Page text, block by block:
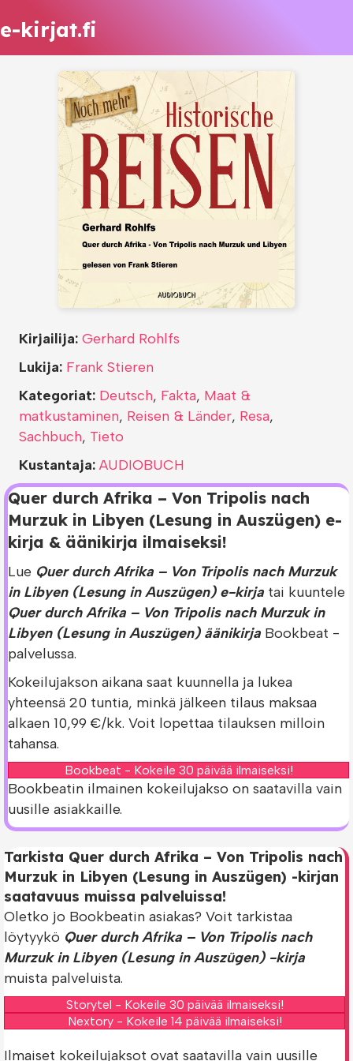
e-kirjat.fi
Quer durch Afrika – Von Tripolis nach
Murzuk in Libyen (Lesung in Auszügen) e-
kirja & äänikirja ilmaiseksi!
Lue Quer durch Afrika – Von Tripolis nach Murzuk
in Libyen (Lesung in Auszügen) e-kirja tai kuuntele
Quer durch Afrika – Von Tripolis nach Murzuk in
Libyen (Lesung in Auszügen) äänikirja Bookbeat -
palvelussa.
Kokeilujakson aikana saat kuunnella ja lukea
yhteensä 20 tuntia, minkä jälkeen tilaus maksaa
alkaen 10,99 €/kk. Voit lopettaa tilauksen milloin
tahansa.
Bookbeat - Kokeile 30 päivää ilmaiseksi!
Bookbeatin ilmainen kokeilujakso on saatavilla vain
uusille asiakkaille.
Kirjailija: Gerhard Rohlfs
Lukija: Frank Stieren
Kategoriat: Deutsch, Fakta, Maat &
matkustaminen, Reisen & Länder, Resa,
Sachbuch, Tieto
Kustantaja: AUDIOBUCH
Tarkista Quer durch Afrika – Von Tripolis nach
Murzuk in Libyen (Lesung in Auszügen) -kirjan
saatavuus muissa palveluissa!
Oletko jo Bookbeatin asiakas? Voit tarkistaa
löytyykö Quer durch Afrika – Von Tripolis nach
Murzuk in Libyen (Lesung in Auszügen) -kirja
muista palveluista.
Storytel - Kokeile 30 päivää ilmaiseksi!
Nextory - Kokeile 14 päivää ilmaiseksi!
Ilmaiset kokeilujaksot ovat saatavilla vain uusille